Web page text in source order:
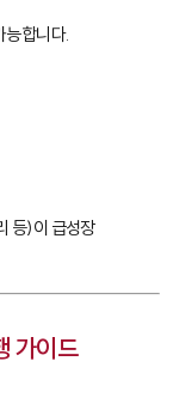
능합니다.
등)이 급성장
가이드